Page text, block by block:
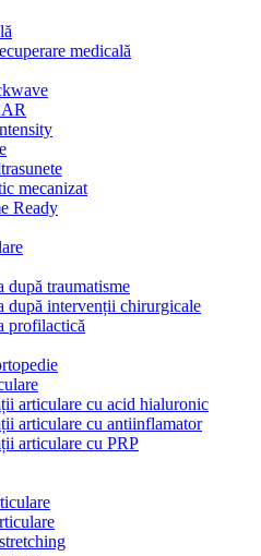
medicală
mecanizat
Ready
după traumatisme
după intervenții chirurgicale
profilactică
articulare cu acid hialuronic
articulare cu antiinflamator
articulare cu PRP